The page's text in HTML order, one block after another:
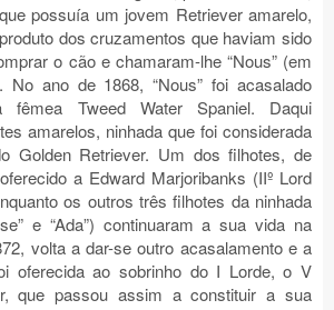
possuía um jovem Retriever amarelo,
dos cruzamentos que haviam sido
o cão e chamaram-lhe “Nous” (em
No ano de 1868, “Nous” foi acasalado
fêmea Tweed Water Spaniel. Daqui
amarelos, ninhada que foi considerada
Golden Retriever. Um dos filhotes, de
a Edward Marjoribanks (IIº Lord
os outros três filhotes da ninhada
e “Ada”) continuaram a sua vida na
volta a dar-se outro acasalamento e a
oferecida ao sobrinho do I Lorde, o V
que passou assim a constituir a sua